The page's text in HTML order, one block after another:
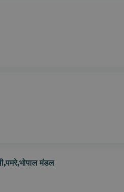
मंडल